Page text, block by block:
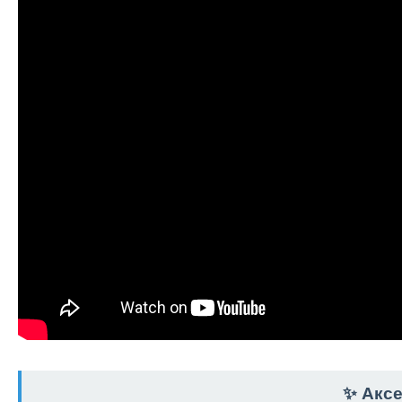
✨